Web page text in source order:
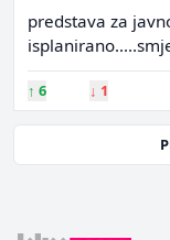
predstava za
↑ 6 ↓ 1